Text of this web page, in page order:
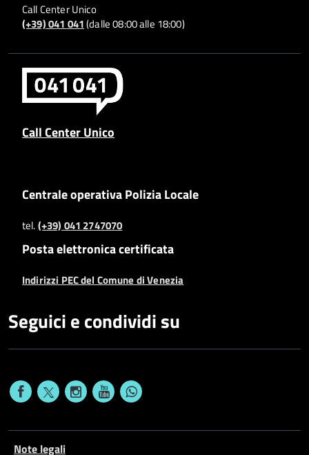
Call Center Unico
(+39) 041 041(dalle 08:00 alle 18:00)
Call Center Unico
Centrale operativa Polizia Locale
tel.(+39) 041 2747070
Posta elettronica certificata
Indirizzi PEC del Comune di Venezia
Seguici e condividi su
Note legali